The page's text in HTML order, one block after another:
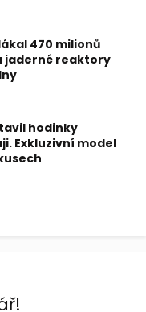
470 milionů
jaderné reaktory
hodinky
Exkluzivní model